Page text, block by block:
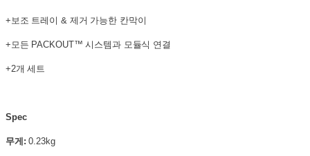
+보조 트레이 & 제거 가능한 칸막이
+모든 PACKOUT™ 시스템과 모듈식 연결
+2개 세트
Spec
무게: 0.23kg